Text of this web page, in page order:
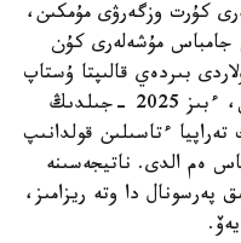
كۇرت وزگەرۋى مۇمكىن،
مۇشەلەرى كۇن
بىردەي قالىپتا ۇستاپ
تۇرۋ مۇمكىن ەمەس. سوعان سايكەس، ءبىز 2025 -جىلدىڭ
تەراپيا ءتاسىلىن قولدانىپ
استام ناۋقاس ەم الدى. ناتيجەسىنە
پەرسونال دا وتە ريزامىز،